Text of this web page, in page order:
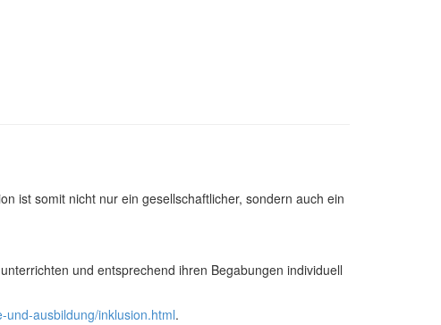
ist somit nicht nur ein gesellschaftlicher, sondern auch ein
und entsprechend ihren Begabungen individuell
und-ausbildung/inklusion.html.